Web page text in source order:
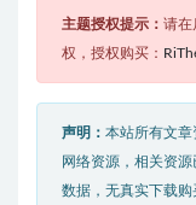
主题授权提示： 请在
权，授权购买：
声明： 本站所有文
网络资源，相关资
数据，无真实下载